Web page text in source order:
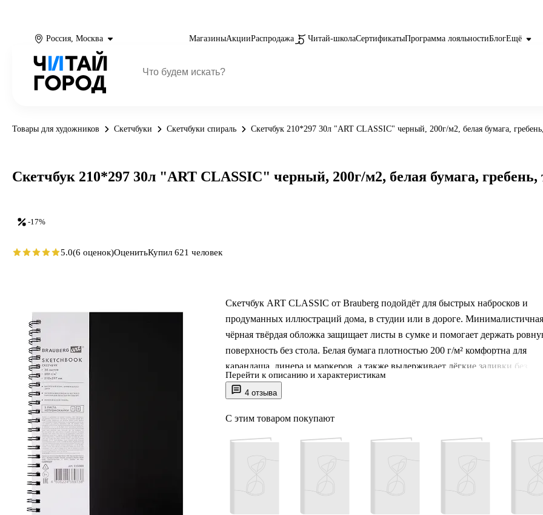
Россия, Москва МагазиныАкцииРаспродажа Читай-школаСертификатыПрограмма лояльностиБлогЕщё
Товары для художников Скетчбуки Скетчбуки спираль Скетчбук 210*297 30л "ART CLASSIC" черный, 200г/м2, белая бумага,
4 отзыва
Скетчбук ART CLASSIC от Brauberg подойдёт для быстрых набросков и
продуманных иллюстраций дома, в студии или в дороге. Минималистичная
чёрная твёрдая обложка защищает листы в сумке и помогает держать
поверхность без стола. Белая бумага плотностью 200 г/м² комфортна для
карандаша, линера и маркеров, а также выдерживает лёгкие заливки без
сильного просвечивания. Переплёт на гребне позволяет раскрывать скетчбук
на 180° и удобно рисовать на развороте. Формат 210×297 (А4) даёт
достаточно места для деталей и эскизов.
Перейти к описанию и характеристикам
С этим товаром покупают
-17%
Скетчбук 210*297 30л "ART CLASSIC" черный, 200г/м2, белая бумага, гребень,
5.0(6 оценок)ОценитьКупил 621 человек